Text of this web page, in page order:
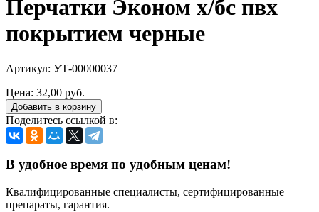
Перчатки Эконом х/бс пвх
покрытием черные
Артикул: УТ-00000037
Цена: 32,00 руб.
Добавить в корзину
Поделитесь ссылкой в:
В удобное время по удобным ценам!
Квалифицированные специалисты, сертифицированные
препараты, гарантия.